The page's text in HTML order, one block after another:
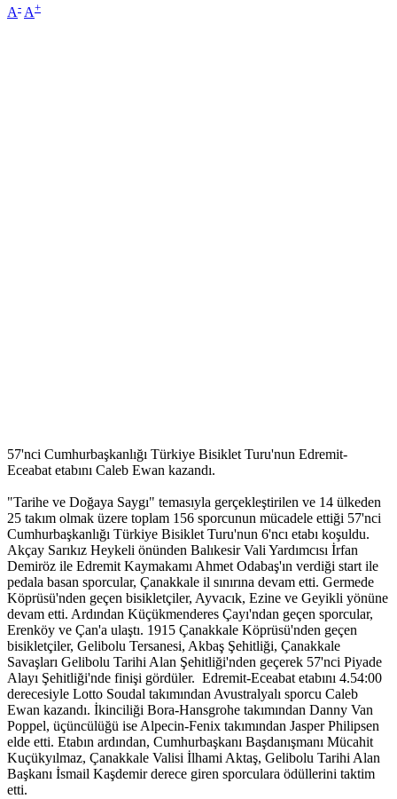
A- A+
57'nci Cumhurbaşkanlığı Türkiye Bisiklet Turu'nun Edremit-
Eceabat etabını Caleb Ewan kazandı.
"Tarihe ve Doğaya Saygı" temasıyla gerçekleştirilen ve 14 ülkeden
25 takım olmak üzere toplam 156 sporcunun mücadele ettiği 57'nci
Cumhurbaşkanlığı Türkiye Bisiklet Turu'nun 6'ncı etabı koşuldu.
Akçay Sarıkız Heykeli önünden Balıkesir Vali Yardımcısı İrfan
Demiröz ile Edremit Kaymakamı Ahmet Odabaş'ın verdiği start ile
pedala basan sporcular, Çanakkale il sınırına devam etti. Germede
Köprüsü'nden geçen bisikletçiler, Ayvacık, Ezine ve Geyikli yönüne
devam etti. Ardından Küçükmenderes Çayı'ndan geçen sporcular,
Erenköy ve Çan'a ulaştı. 1915 Çanakkale Köprüsü'nden geçen
bisikletçiler, Gelibolu Tersanesi, Akbaş Şehitliği, Çanakkale
Savaşları Gelibolu Tarihi Alan Şehitliği'nden geçerek 57'nci Piyade
Alayı Şehitliği'nde finişi gördüler. Edremit-Eceabat etabını 4.54:00
derecesiyle Lotto Soudal takımından Avustralyalı sporcu Caleb
Ewan kazandı. İkinciliği Bora-Hansgrohe takımından Danny Van
Poppel, üçüncülüğü ise Alpecin-Fenix takımından Jasper Philipsen
elde etti. Etabın ardından, Cumhurbaşkanı Başdanışmanı Mücahit
Kuçükyılmaz, Çanakkale Valisi İlhami Aktaş, Gelibolu Tarihi Alan
Başkanı İsmail Kaşdemir derece giren sporculara ödüllerini taktim
etti.